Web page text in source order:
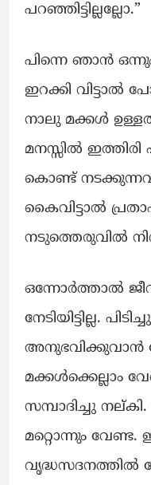
പറഞ്ഞിട്ടില്ലല്ലോ.”
പിന്നെ ഞാൻ
ഇറക്കി വിട്ടാൽ
നാലു മക്കൾ
മനസ്സിൽ ഇത്തിരി
കൊണ്ട്
കൈവിട്ടാൽ
നടുത്തെരുവിൽ
ഒന്നോർത്താൽ
നേടിയിട്ടില്ല.
അനുഭവിക്കുവാൻ
മക്കൾക്കെല്ലാം
സമ്പാദിച്ചു
മറ്റൊന്നും
വൃദ്ധസദനത്തിൽ